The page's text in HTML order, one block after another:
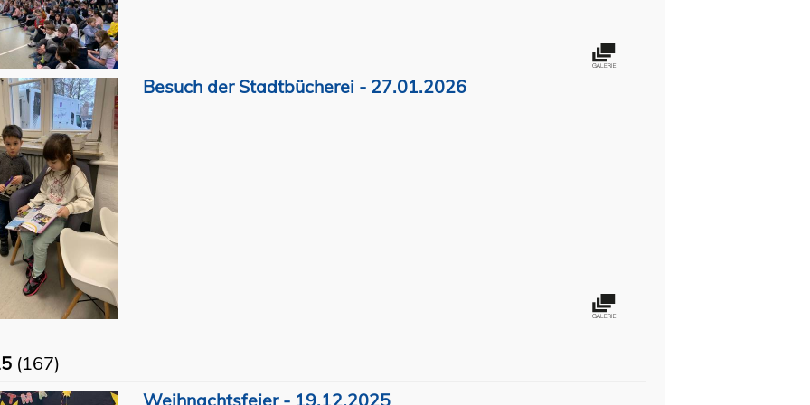
Besuch der Stadtbücherei - 27.01.2026
(167)
Weihnachtsfeier - 19.12.2025